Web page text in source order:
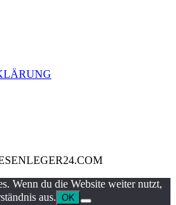
Wenn du die Website weiter nutzt,
aus. OK